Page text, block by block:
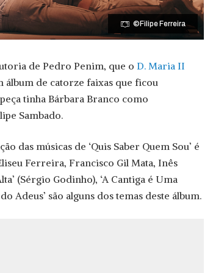
©Filipe Ferreira
de Pedro Penim, que o D. Maria II
álbum de catorze faixas que ficou
tinha Bárbara Branco como
Sambado.
das músicas de ‘Quis Saber Quem Sou’ é
Ferreira, Francisco Gil Mata, Inês
(Sérgio Godinho), ‘A Cantiga é Uma
Adeus’ são alguns dos temas deste álbum.